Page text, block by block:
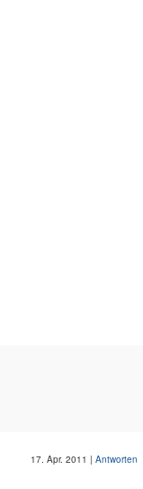
17. Apr. 2011 | Antworten